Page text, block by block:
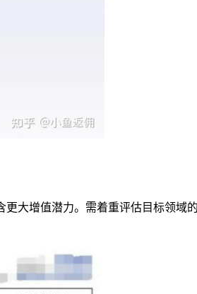
大增值潜力。需着重评估目标领域